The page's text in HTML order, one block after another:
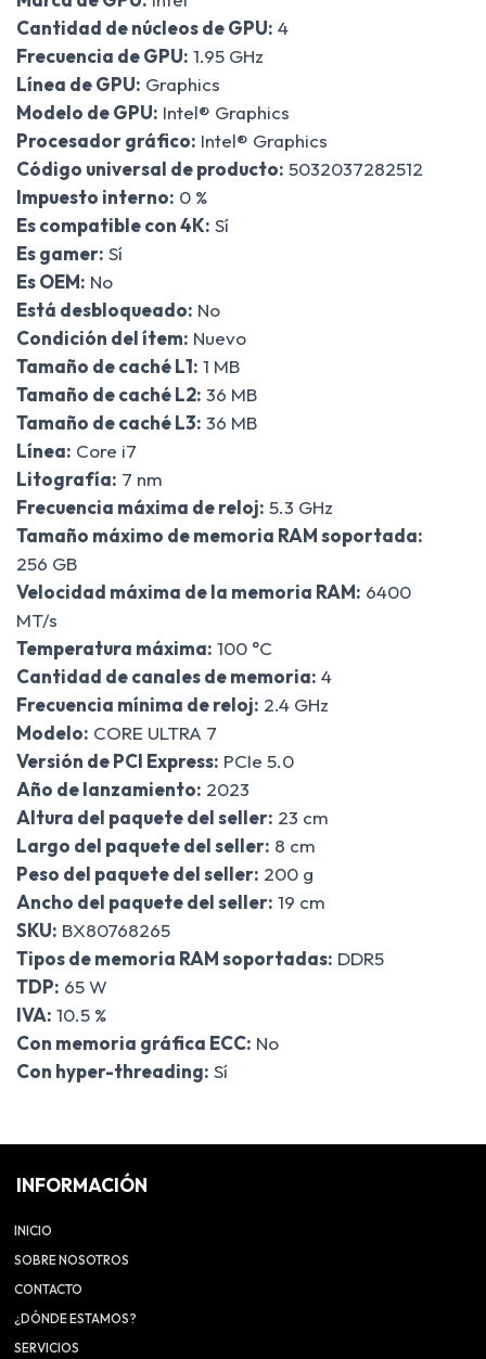
Cantidad de núcleos de GPU: 4
Frecuencia de GPU: 1.95 GHz
Línea de GPU: Graphics
Modelo de GPU: Intel® Graphics
Procesador gráfico: Intel® Graphics
Código universal de producto: 5032037282512
Impuesto interno: 0 %
Es compatible con 4K: Sí
Es gamer: Sí
Es OEM: No
Está desbloqueado: No
Condición del ítem: Nuevo
Tamaño de caché L1: 1 MB
Tamaño de caché L2: 36 MB
Tamaño de caché L3: 36 MB
Línea: Core i7
Litografía: 7 nm
Frecuencia máxima de reloj: 5.3 GHz
Tamaño máximo de memoria RAM soportada:
256 GB
Velocidad máxima de la memoria RAM: 6400
MT/s
Temperatura máxima: 100 °C
Cantidad de canales de memoria: 4
Frecuencia mínima de reloj: 2.4 GHz
Modelo: CORE ULTRA 7
Versión de PCI Express: PCIe 5.0
Año de lanzamiento: 2023
Altura del paquete del seller: 23 cm
Largo del paquete del seller: 8 cm
Peso del paquete del seller: 200 g
Ancho del paquete del seller: 19 cm
SKU: BX80768265
Tipos de memoria RAM soportadas: DDR5
TDP: 65 W
IVA: 10.5 %
Con memoria gráfica ECC: No
Con hyper-threading: Sí
INFORMACIÓN
INICIO
SOBRE NOSOTROS
CONTACTO
¿DÓNDE ESTAMOS?
SERVICIOS